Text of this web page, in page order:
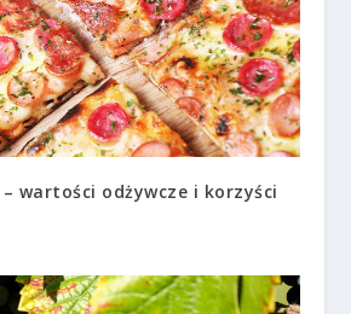
– wartości odżywcze i korzyści